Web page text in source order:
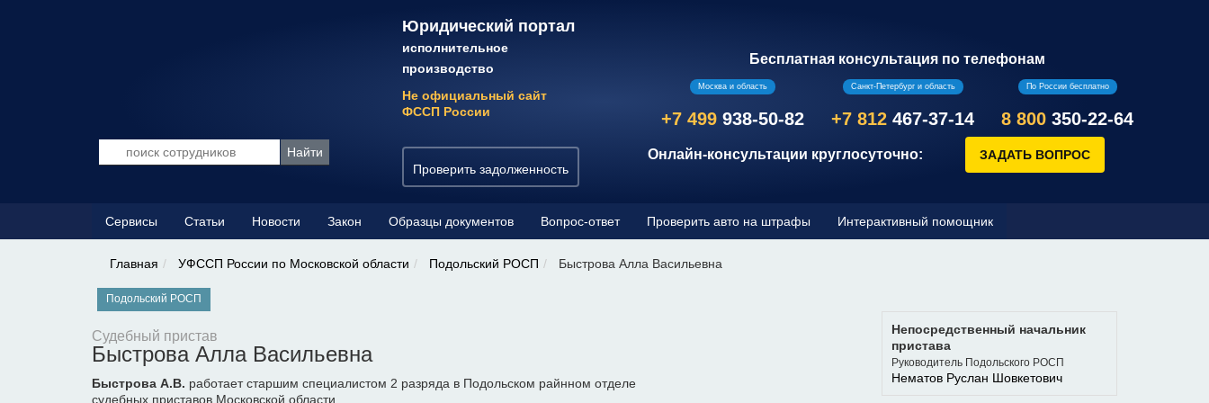
Юридический портал
исполнительное
производство
Не официальный сайт
ФССП России
Проверить задолженность
Бесплатная консультация по телефонам
Москва и область
+7 499 938-50-82
Санкт-Петербург и область
+7 812 467-37-14
По России бесплатно
8 800 350-22-64
Онлайн-консультации круглосуточно:
Сервисы Статьи Новости Закон Образцы документов Вопрос-ответ Проверить авто на штрафы Интерактивный помощник
Главная УФССП России по Московской области Подольский РОСП Быстрова Алла Васильевна
Подольский РОСП
Судебный пристав
Быстрова Алла Васильевна
Быстрова А.В. работает старшим специалистом 2 разряда в Подольском райнном отделе
судебных приставов Московской области
Непосредственный начальник
пристава
Руководитель Подольского РОСП
Нематов Руслан Шовкетович